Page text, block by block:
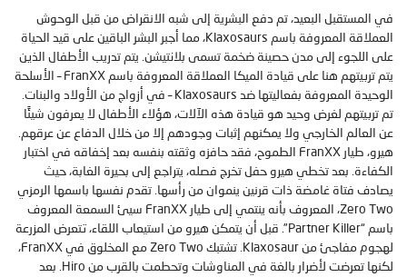
الحلقة 15
الحلقة 16
الحلقة 17
الحلقة 18
الحلقة 19
الحلقة 20
الحلقة 21
الحلقة 22
الحلقة 23
في المستقبل البعيد، تم دفع البشرية إلى شبه الانقراض من قبل الوحوش
العملاقة المعروفة باسم Klaxosaurs، مما أجبر البشر الباقين على قيد الحياة
على اللجوء إلى مدن حصينة ضخمة تسمى بلانتيشن. يتم تدريب الأطفال الذين
يتم تربيتهم هنا على قيادة الميكا العملاقة المعروفة باسم FranXX – الأسلحة
الوحيدة المعروفة بفعاليتها ضد Klaxosaurs – في أزواج من الأولاد والبنات.
تم تربيتهم لغرض وحيد هو قيادة هذه الآلات، هؤلاء الأطفال لا يعرفون شيئًا
عن العالم الخارجي ولا يمكنهم إثبات وجودهم إلا من خلال الدفاع عن عرقهم.
هيرو، طيار FranXX الطموح، فقد حافزه وثقته بنفسه بعد إخفاقه في اختبار
الكفاءة. بعد تخطي هيرو حفل تخرج فصله، يتراجع إلى بحيرة الغابة، حيث
يصادف فتاة غامضة ذات قرنين ينموان من رأسها. تقدم نفسها باسمها الرمزي
Zero Two، المعروف بأنه ينتمي إلى طيار FranXX سيئ السمعة المعروف
باسم “Partner Killer”. قبل أن يتمكن هيرو من استيعاب اللقاء، تتعرض المزرعة
لهجوم مفاجئ من Klaxosaur. تشتبك Zero Two مع المخلوق في FranXX،
لكنها تعرضت لأضرار بالغة في المناوشات وتحطمت بالقرب من Hiro. بعد